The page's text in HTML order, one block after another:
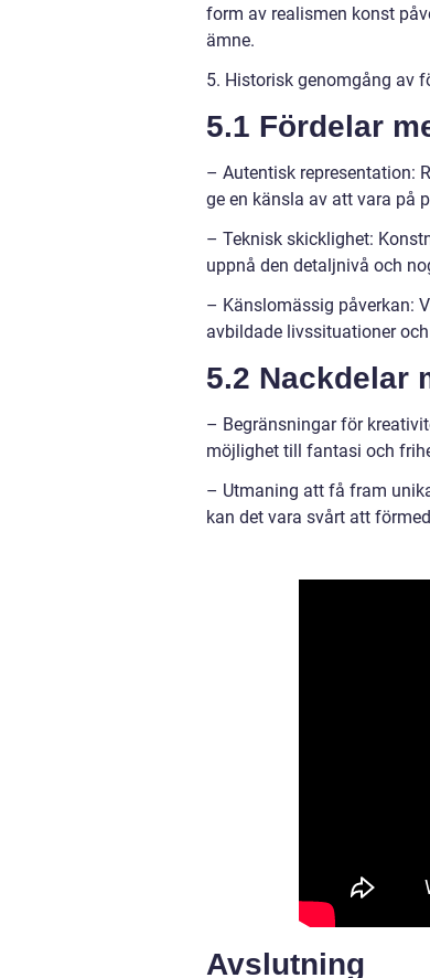
form av realismen konst
ämne.
5. Historisk genomgång av
5.1 Fördelar
– Autentisk representation:
ge en känsla av att vara på
– Teknisk skicklighet:
uppnå den detaljnivå och
– Känslomässig påverkan:
avbildade livssituationer
5.2 Nackdelar
– Begränsningar för
möjlighet till fantasi och
– Utmaning att få fram
kan det vara svårt att
Avslutning